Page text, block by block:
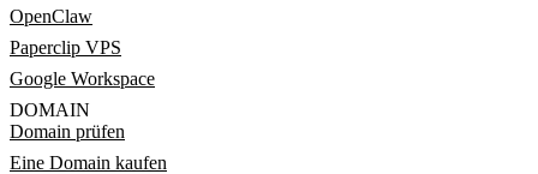
OpenClaw
Paperclip VPS
Google Workspace
DOMAIN
Domain prüfen
Eine Domain kaufen